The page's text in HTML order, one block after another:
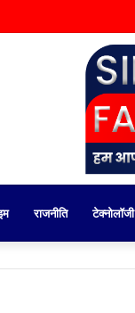
राजनीति टेक्नोलॉजी